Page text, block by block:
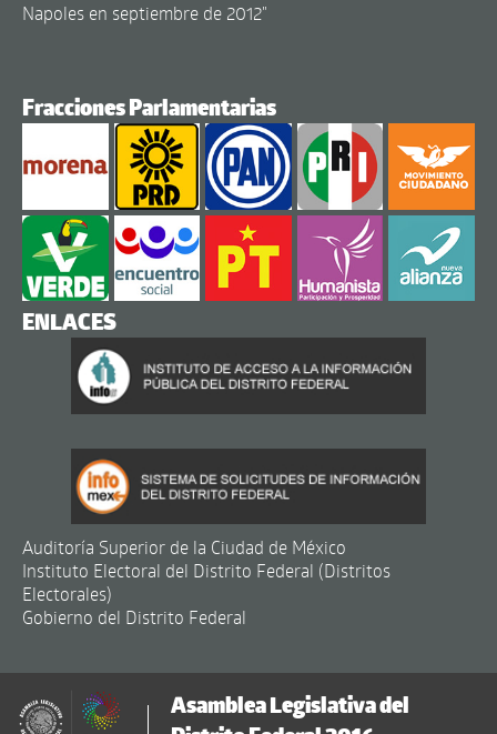
Napoles en septiembre de 2012"
Fracciones Parlamentarias
ENLACES
Auditoría Superior de la Ciudad de México
Instituto Electoral del Distrito Federal (Distritos
Electorales)
Gobierno del Distrito Federal
Asamblea Legislativa del